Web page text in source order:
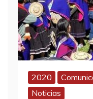
2020
Noticias